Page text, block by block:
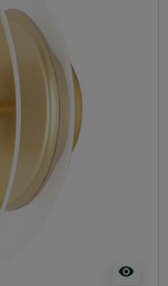
visibility